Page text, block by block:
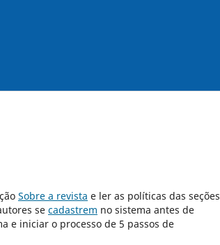
Sobre a revista e ler as políticas das seções
se cadastrem no sistema antes de
e iniciar o processo de 5 passos de